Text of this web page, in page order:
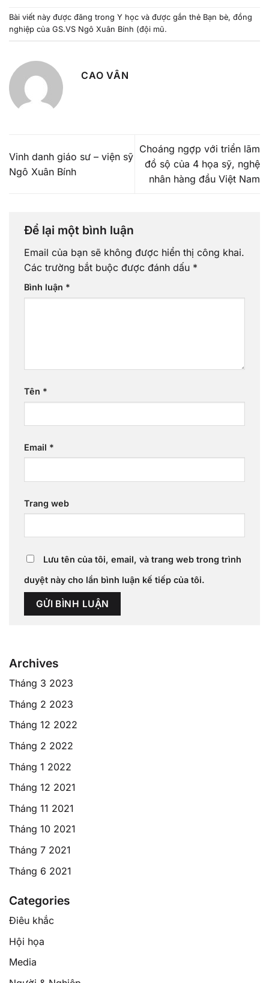
Bài viết này được đăng trong Y học và được gắn thẻ Bạn bè, đồng
nghiệp của GS.VS Ngô Xuân Bính (đội mũ.
CAO VÂN
Vinh danh giáo sư – viện sỹ
Ngô Xuân Bính
Choáng ngợp với triển lãm
đồ sộ của 4 họa sỹ, nghệ
nhân hàng đầu Việt Nam
Để lại một bình luận
Email của bạn sẽ không được hiển thị công khai.
Các trường bắt buộc được đánh dấu *
Bình luận *
Tên *
Email *
Trang web
Lưu tên của tôi, email, và trang web trong trình
duyệt này cho lần bình luận kế tiếp của tôi.
Archives
Tháng 3 2023
Tháng 2 2023
Tháng 12 2022
Tháng 2 2022
Tháng 1 2022
Tháng 12 2021
Tháng 11 2021
Tháng 10 2021
Tháng 7 2021
Tháng 6 2021
Categories
Điêu khắc
Hội họa
Media